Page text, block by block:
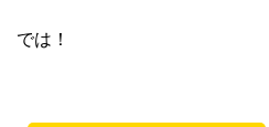
では！